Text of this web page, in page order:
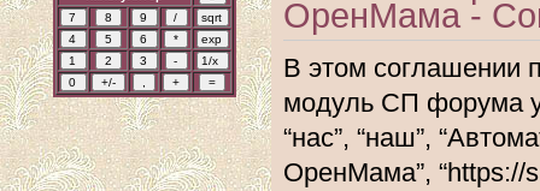
ОренМама -
В этом соглашении
модуль СП форума
“нас”, “наш”,
ОренМама”, “https://